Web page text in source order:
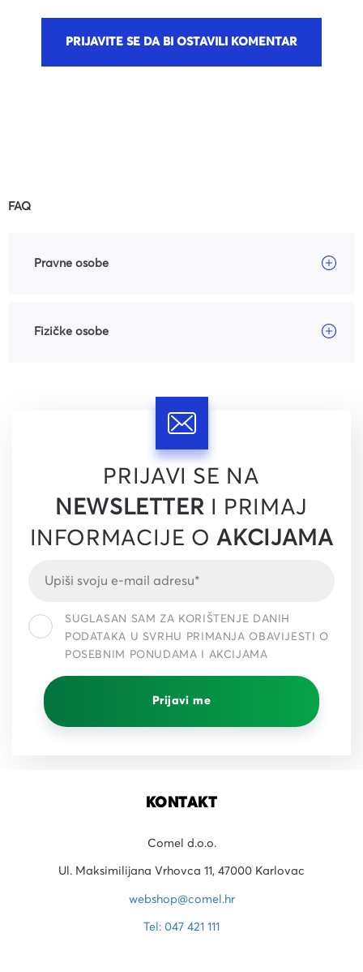
PRIJAVITE SE DA BI OSTAVILI KOMENTAR
FAQ
Pravne osobe
Fizičke osobe
PRIJAVI SE NA
NEWSLETTER I PRIMAJ
INFORMACIJE OAKCIJAMA
SUGLASAN SAM ZA KORIŠTENJE DANIH
PODATAKA U SVRHU PRIMANJA OBAVIJESTI O
POSEBNIM PONUDAMA I AKCIJAMA
Prijavi me
KONTAKT
Comel d.o.o.
Ul. Maksimilijana Vrhovca 11, 47000 Karlovac
webshop@comel.hr
Tel: 047 421 111